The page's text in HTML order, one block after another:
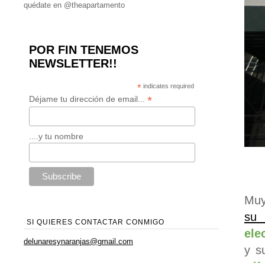
su
y
quédate en @theapartamento
POR FIN TENEMOS
NEWSLETTER!!
* indicates required
Déjame tu dirección de email... *
....y tu nombre
SI QUIERES CONTACTAR CONMIGO
delunaresynaranjas@gmail.com